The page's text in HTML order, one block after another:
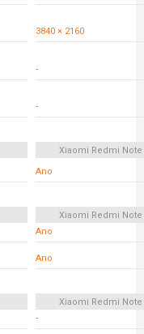
3840 × 2160
-
-
Xiaomi Redmi Note
Ano
Xiaomi Redmi Note
Ano
Ano
Xiaomi Redmi Note
-